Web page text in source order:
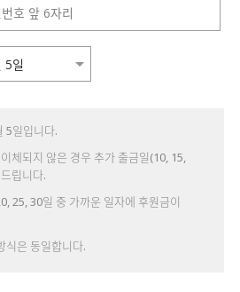
5일입니다.
체되지 않은 경우 추가 출금일(10, 15,
립니다.
25, 30일 중 가까운 일자에 후원금이
식은 동일합니다.